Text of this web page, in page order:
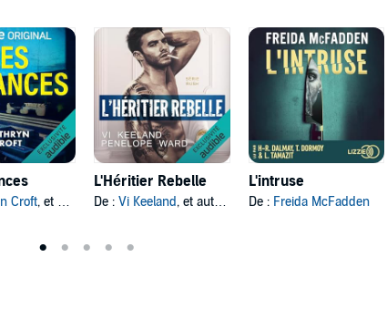
Croft, et autres
L'Héritier Rebelle
De :Vi Keeland, et autres
L'intruse
De : Freida McFadden